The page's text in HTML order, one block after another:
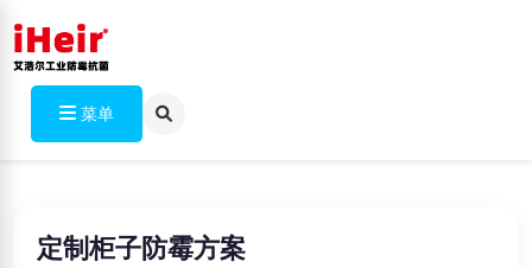
菜单
定制柜子防霉方案